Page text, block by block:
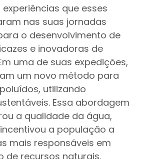
que esses
nas suas jornadas
o desenvolvimento de
e inovadoras de
uma de suas expedições,
um novo método para
utilizando
Essa abordagem
a qualidade da água,
a população a
mais responsáveis em
de recursos naturais.